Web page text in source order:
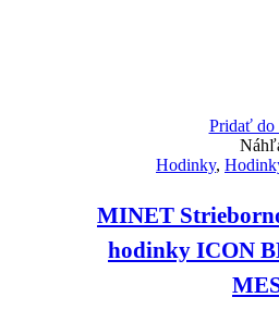
Pridať do
Hodinky,
MINET
hodinky ICON